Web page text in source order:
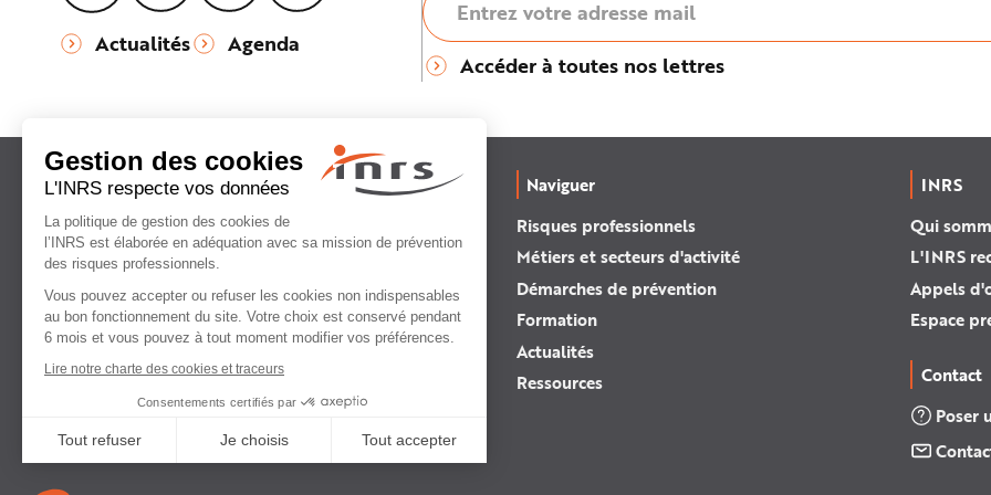
Actualités Agenda
Accéder à toutes nos lettres
Institut national
de recherche et de sécurité
pour la prévention
des accidents du travail
et des maladies professionnelles
Naviguer
Risques professionnels
Métiers et secteurs d'activité
Démarches de prévention
Formation
Actualités
Ressources
INRS
Qui
L'INRS
Appels
Espace
Contact
Poser